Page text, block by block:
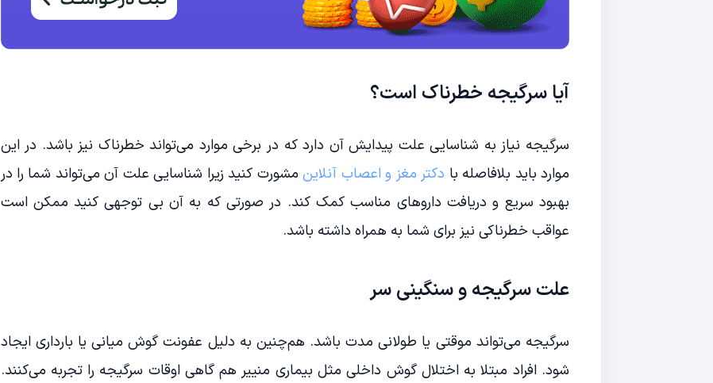
آیا سرگیجه خطرناک است؟
سرگیجه نیاز به شناسایی علت پیدایش آن دارد که در برخی موارد می‌تواند خطرناک نیز باشد. در این
موارد باید بلافاصله با دکتر مغز و اعصاب آنلاینمشورت کنید زیرا شناسایی علت آن می‌تواند شما را در
بهبود سریع و دریافت داروهای مناسب کمک کند. در صورتی که به آن بی توجهی کنید ممکن است
عواقب خطرناکی نیز برای شما به همراه داشته باشد.
علت سرگیجه و سنگینی سر
سرگیجه می‌تواند موقتی یا طولانی مدت باشد. هم‌چنین به دلیل عفونت گوش میانی یا بارداری ایجاد
شود. افراد مبتلا به اختلال گوش داخلی مثل بیماری منییر هم گاهی اوقات سرگیجه را تجربه می‌کنند.